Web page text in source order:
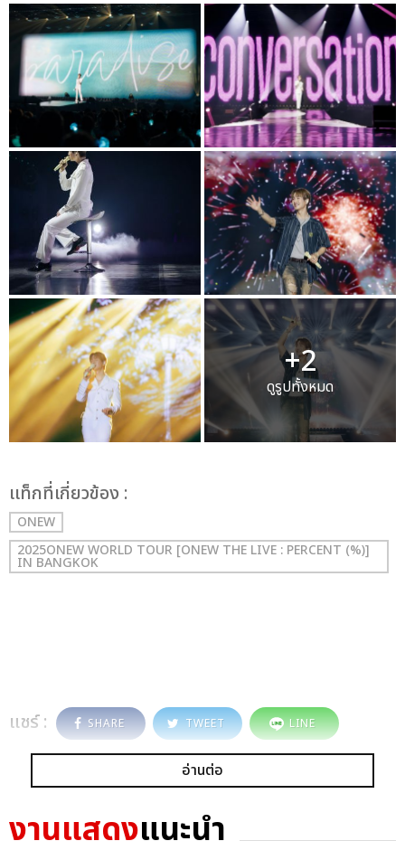
+2
ดูรูปทั้งหมด
เเท็กที่เกี่ยวข้อง :
ONEW
2025ONEW WORLD TOUR [ONEW THE LIVE : PERCENT (%)]
IN BANGKOK
แชร์ : SHARE TWEET LINE
อ่านต่อ
งานแสดงแนะนำ